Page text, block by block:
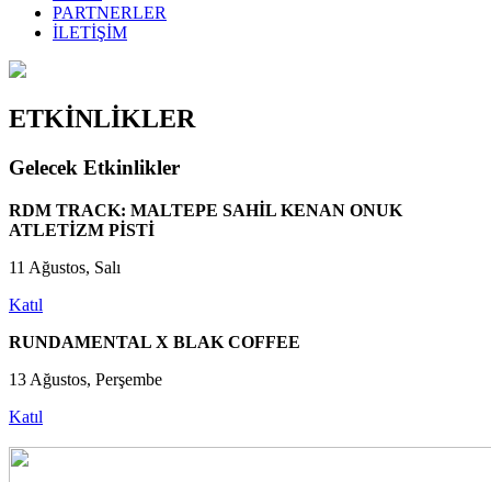
PARTNERLER
İLETİŞİM
ETKİNLİKLER
Gelecek Etkinlikler
RDM TRACK: MALTEPE SAHİL KENAN ONUK
ATLETİZM PİSTİ
11 Ağustos, Salı
Katıl
RUNDAMENTAL X BLAK COFFEE
13 Ağustos, Perşembe
Katıl